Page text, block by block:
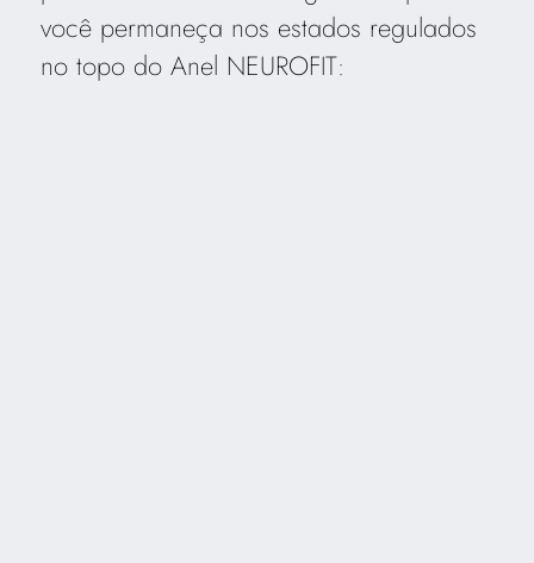
você permaneça nos estados regulados
no topo do Anel NEUROFIT: